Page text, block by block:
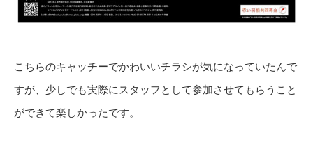
こちらのキャッチーでかわいいチラシが気になっていたんで
すが、少しでも実際にスタッフとして参加させてもらうこと
ができて楽しかったです。